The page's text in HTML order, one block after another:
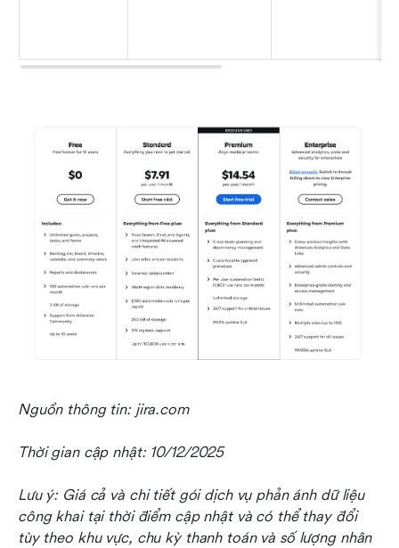
Nguồn thông tin: jira.com
Thời gian cập nhật: 10/12/2025
Lưu ý: Giá cả và chi tiết gói dịch vụ phản ánh dữ liệu
công khai tại thời điểm cập nhật và có thể thay đổi
tùy theo khu vực, chu kỳ thanh toán và số lượng nhân